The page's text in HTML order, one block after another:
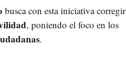
busca con esta iniciativa corregir
, poniendo el foco en los
.